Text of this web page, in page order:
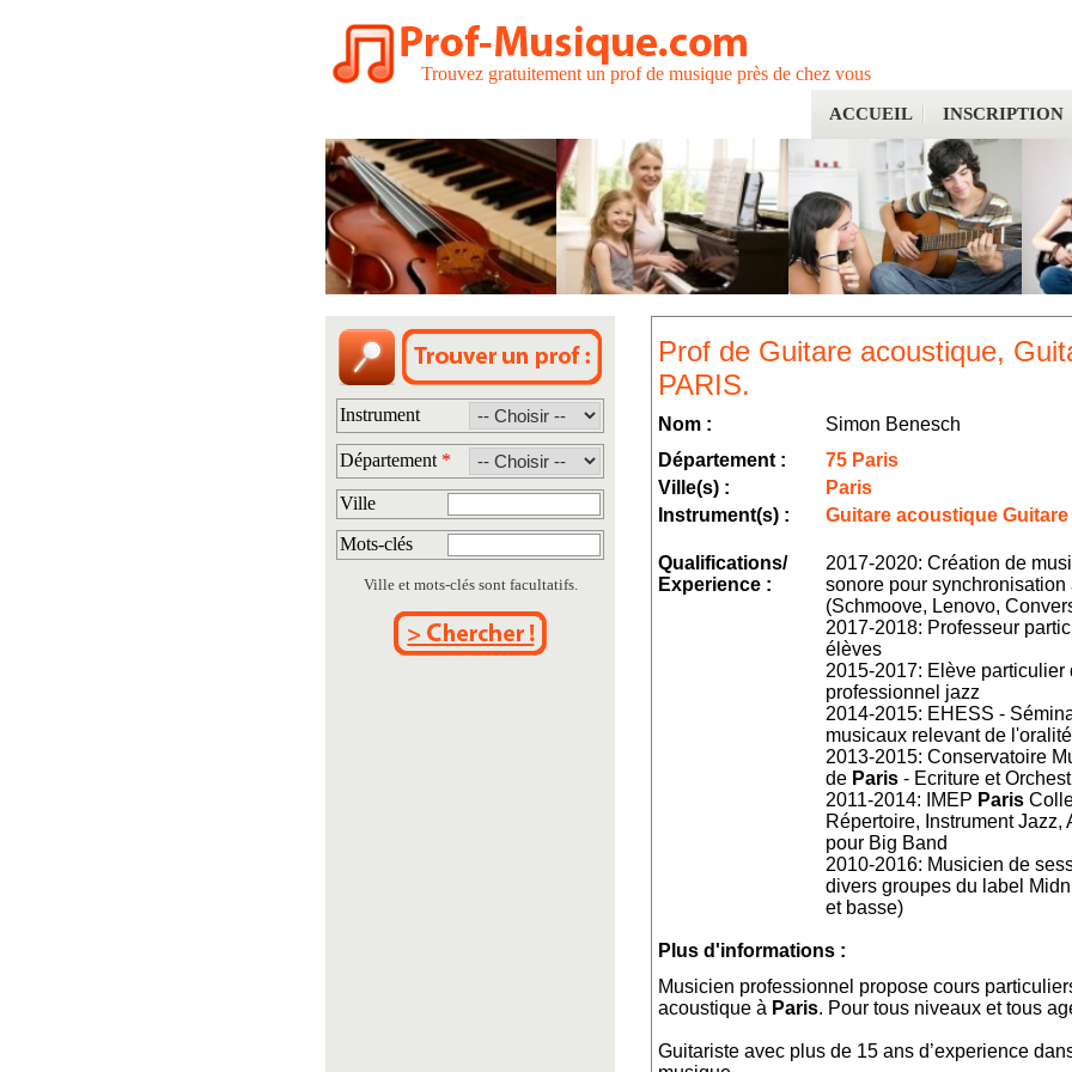
Trouvez gratuitement un prof de musique près de chez vous
ACCUEIL INSCRIPTION
Instrument
Département *
Ville
Mots-clés
Ville et mots-clés sont facultatifs.
Prof de Guitare acoustique,
PARIS.
Nom :
Simon Benesch
Département :
75 Paris
Ville(s) :
Paris
Instrument(s) :
Guitare acoustique
Qualifications/
Experience :
2017-2020: Création de
sonore pour synchronisation
(Schmoove, Lenovo,
2017-2018: Professeur
élèves
2015-2017: Elève
professionnel jazz
2014-2015: EHESS -
musicaux relevant de
2013-2015: Conservatoire
de Paris - Ecriture et
2011-2014: IMEP Paris
Répertoire, Instrument Jazz,
pour Big Band
2010-2016: Musicien de
divers groupes du label
et basse)
Plus d'informations :
Musicien professionnel propose cours
acoustique à Paris. Pour tous niveaux et tous
Guitariste avec plus de 15 ans d’experience